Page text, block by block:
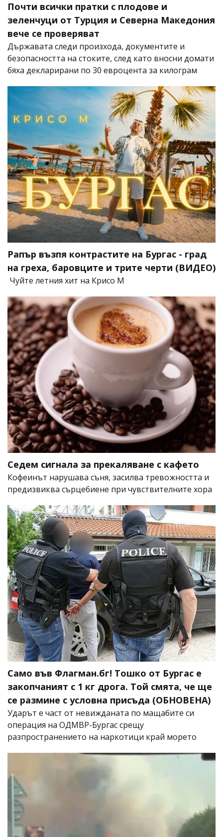
Почти всички пратки с плодове и
зеленчуци от Турция и Северна Македония
вече се проверяват
Държавата следи произхода, документите и
безопасността на стоките, след като вносни домати
бяха декларирани по 30 евроцента за килограм
Рапър възпя контрастите на Бургас - град
на греха, баровците и трите черти (ВИДЕО)
Чуйте летния хит на Крисо М
Седем сигнала за прекаляване с кафето
Кофеинът нарушава съня, засилва тревожността и
предизвиква сърцебиене при чувствителните хора
Само във Флагман.бг! Тошко от Бургас е
закопчаният с 1 кг дрога. Той смята, че ще
се размине с условна присъда (ОБНОВЕНА)
Ударът е част от невижданата по мащабите си
операция на ОДМВР-Бургас срещу
разпространението на наркотици край морето